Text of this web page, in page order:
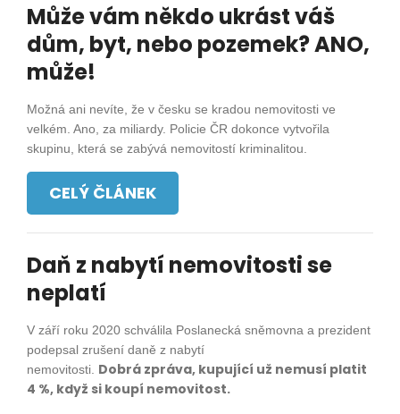
Může vám někdo ukrást váš
dům, byt, nebo pozemek? ANO,
může!
Možná ani nevíte, že v česku se kradou nemovitosti ve
velkém. Ano, za miliardy. Policie ČR dokonce vytvořila
skupinu, která se zabývá nemovitostí kriminalitou.
CELÝ ČLÁNEK
Daň z nabytí nemovitosti se
neplatí
V září roku 2020 schválila Poslanecká sněmovna a prezident
podepsal zrušení daně z nabytí
nemovitosti. Dobrá zpráva, kupující už nemusí platit
4 %, když si koupí nemovitost.